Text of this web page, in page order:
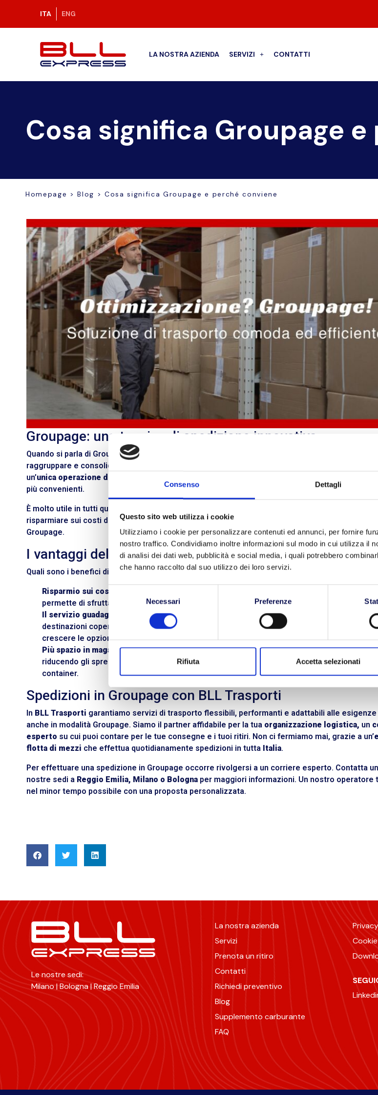
Consenso Dettagli
Questo sito web utilizza i cookie
Utilizziamo i cookie per personalizzare contenuti ed annunci, per fornire
nostro traffico. Condividiamo inoltre informazioni sul modo in cui utilizza il
di analisi dei dati web, pubblicità e social media, i quali potrebbero
che hanno raccolto dal suo utilizzo dei loro servizi.
Selezione
del
consenso
Necessari Preferenze
Rifiuta Accetta selezionati
ITA ENG
LA NOSTRA AZIENDA SERVIZI CONTATTI
Cosa significa Groupage
Homepage >Blog >Cosa significa Groupage e perché conviene
Groupage: una tecnica di spedizione innovativa
Quando si parla di Groupagesi intende un particolare tipo di
raggruppare e consolidare
un’unica operazione di trasporto
più convenienti.
È molto utile in tutti quei casi in cui non si hanno grandi quantitativi di
risparmiare sui costi di invio e ottimizzare il trasporto, è consigliato effettuare una spedizione
Groupage.
I vantaggi del Groupage
Quali sono i benefici di questa tecnica di spedizione?
Risparmio sui costi operativi
permette di sfruttare al massimo la sinergia tra imprese;
Il servizio guadagna qualità
→ La frequenza di spedizione aumenta, come anche la
destinazioni coperte. Il fatto che le aziende condividono lo stesso obiettivo, inoltre,
crescere le opzioni di trasporto e quindi la flessibilità del Groupage;
Più spazio in magazzino→ Il consolidamento delle merci consente di massimizzare lo
riducendo gli sprechi di superficie non solo in magazzino, ma anche nei rimorchi degli
container.
Spedizioni in Groupage con BLL Trasporti
In BLL Trasporti garantiamo servizi di trasporto flessibili, performanti e adattabili alle
anche in modalità Groupage. Siamo il partner affidabile per la tua organizzazione logistica, un
esperto su cui puoi contare per le tue consegne e i tuoi ritiri. Non ci fermiamo mai, grazie a un’
flotta di mezzi che effettua quotidianamente spedizioni in tutta Italia.
Per effettuare una spedizione in Groupage occorre rivolgersi a un corriere esperto. Contatta
nostre sedi a Reggio Emilia, Milano o Bologna per maggiori informazioni. Un nostro operatore
nel minor tempo possibile con una proposta personalizzata.
Le nostre sedi:
Milano | Bologna | Reggio Emilia
La nostra azienda
Servizi
Prenota un ritiro
Contatti
Richiedi preventivo
Blog
Supplemento carburante
FAQ